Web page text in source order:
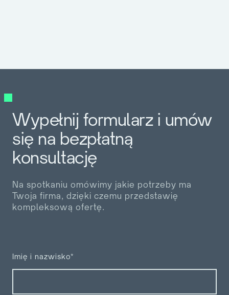
Wypełnij formularz i umów
się na bezpłatną
konsultację
Na spotkaniu omówimy jakie potrzeby ma
Twoja firma, dzięki czemu przedstawię
kompleksową ofertę.
Imię i nazwisko*